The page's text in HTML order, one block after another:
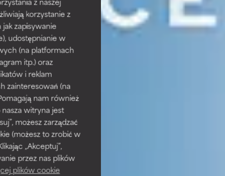
korzystanie z
zapisywanie
udostępnianie w
(na platformach
itp.) oraz
i reklam
zainteresowań (na
nam również
witryna jest
możesz zarządzać
(możesz to zrobić w
„Akceptuj”,
przez nas plików
plików cookie